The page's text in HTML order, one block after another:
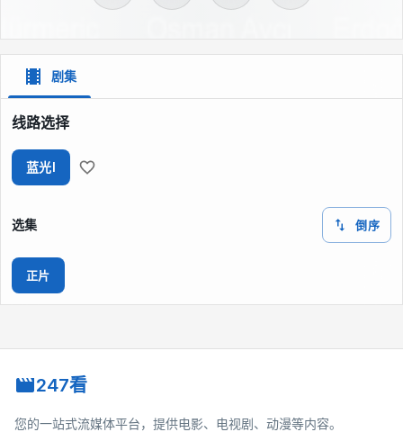
剧集
线路选择
蓝光I
选集 倒序
正片
247看
您的一站式流媒体平台，提供电影、电视剧、动漫等内容。